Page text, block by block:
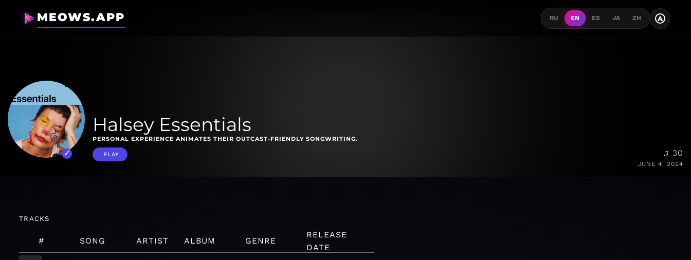
MEOWS.APP RU EN ES JA ZH A
Halsey Essentials
PERSONAL EXPERIENCE ANIMATES THEIR OUTCAST-FRIENDLY SONGWRITING.
PLAY ♫ 30
JUNE 4, 2024
TRACKS
# SONG ARTIST ALBUM GENRE
RELEASE
DATE